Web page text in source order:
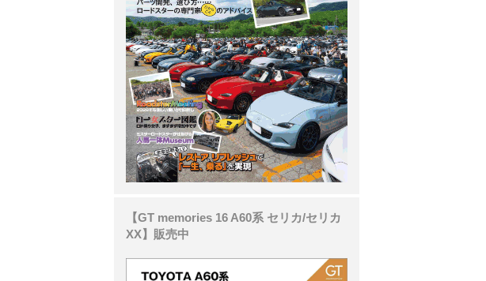
【GT memories 16 A60系 セリカ/セリカ
XX】販売中